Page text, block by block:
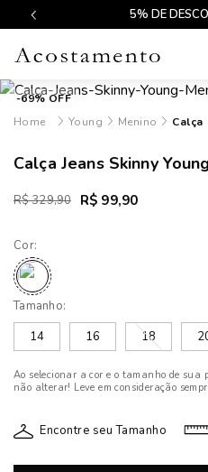
5% DE
-69% OFF
Young
Menino Calça
Calça Jeans Skinny
R$ 329,90 R$ 99,90
Cor:
Tamanho:
14
16 18
Ao selecionar a cor e o tamanho de sua
não alterar! Leve em consideração
Encontre seu Tamanho